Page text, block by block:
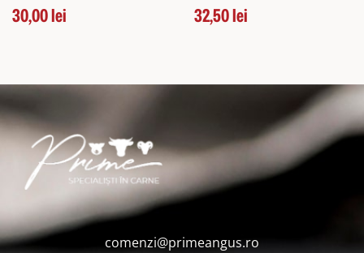
30,00lei 32,50lei
comenzi@primeangus.ro